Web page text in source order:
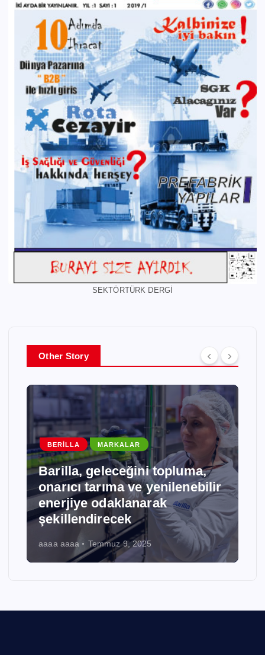
SEKTÖRTÜRK DERGİ
Other Story
BORUSAN MARKALAR
Borusan Cat, Tecloman ile
Enerji Depolama Alanında
Stratejik İş Birliğine İmza Attı
aaaa aaaa Temmuz 9, 2025